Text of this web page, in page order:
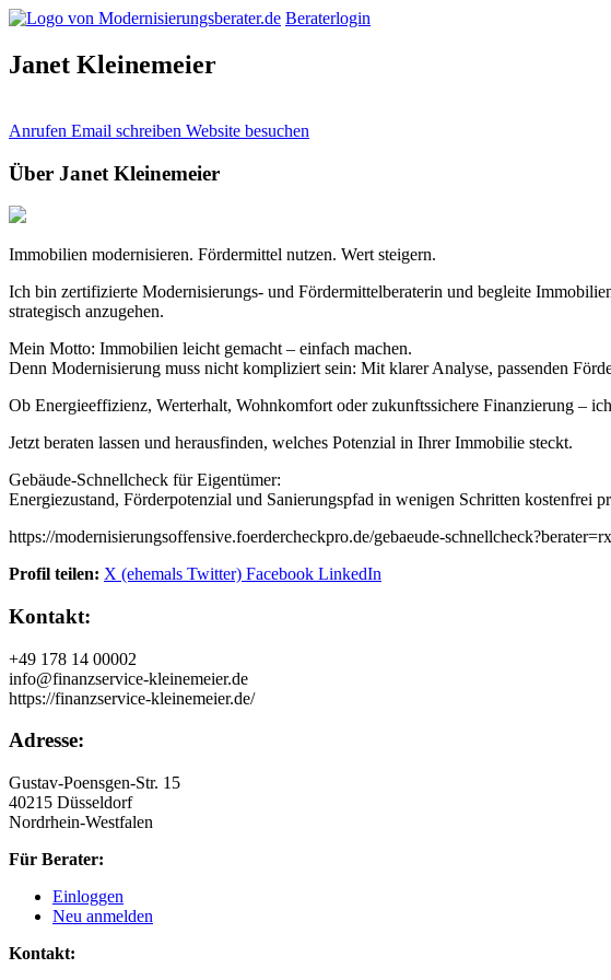
Beraterlogin
Janet Kleinemeier
Anrufen Email schreiben Website besuchen
Über Janet Kleinemeier
Immobilien modernisieren. Fördermittel nutzen. Wert steigern.
Ich bin zertifizierte Modernisierungs- und Fördermittelberaterin und begleite
strategisch anzugehen.
Mein Motto: Immobilien leicht gemacht – einfach machen.
Denn Modernisierung muss nicht kompliziert sein: Mit klarer Analyse, passenden
Ob Energieeffizienz, Werterhalt, Wohnkomfort oder zukunftssichere Finanzierung –
Jetzt beraten lassen und herausfinden, welches Potenzial in Ihrer Immobilie steckt.
Gebäude-Schnellcheck für Eigentümer:
Energiezustand, Förderpotenzial und Sanierungspfad in wenigen Schritten kostenfrei
https://modernisierungsoffensive.foerdercheckpro.de/gebaeude-
Profil teilen: X (ehemals Twitter) Facebook LinkedIn
Kontakt:
+49 178 14 00002
info@finanzservice-kleinemeier.de
https://finanzservice-kleinemeier.de/
Adresse:
Gustav-Poensgen-Str. 15
40215 Düsseldorf
Nordrhein-Westfalen
Für Berater:
Einloggen
Neu anmelden
Kontakt: